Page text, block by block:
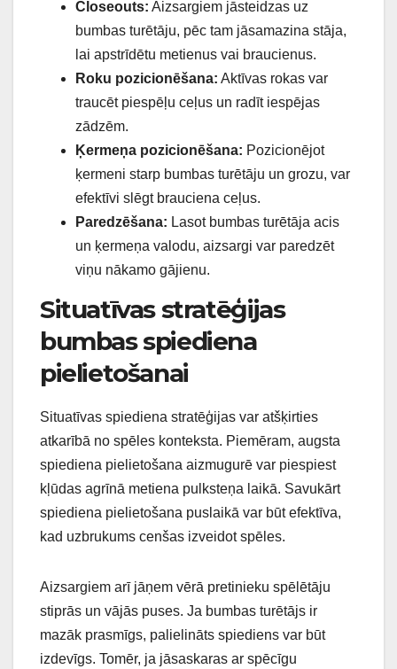
Closeouts: Aizsargiem jāsteidzas uz
bumbas turētāju, pēc tam jāsamazina stāja,
lai apstrīdētu metienus vai braucienus.
Roku pozicionēšana: Aktīvas rokas var
traucēt piespēļu ceļus un radīt iespējas
zādzēm.
Ķermeņa pozicionēšana: Pozicionējot
ķermeni starp bumbas turētāju un grozu, var
efektīvi slēgt brauciena ceļus.
Paredzēšana: Lasot bumbas turētāja acis
un ķermeņa valodu, aizsargi var paredzēt
viņu nākamo gājienu.
Situatīvas stratēģijas
bumbas spiediena
pielietošanai
Situatīvas spiediena stratēģijas var atšķirties
atkarībā no spēles konteksta. Piemēram, augsta
spiediena pielietošana aizmugurē var piespiest
kļūdas agrīnā metiena pulksteņa laikā. Savukārt
spiediena pielietošana puslaikā var būt efektīva,
kad uzbrukums cenšas izveidot spēles.
Aizsargiem arī jāņem vērā pretinieku spēlētāju
stiprās un vājās puses. Ja bumbas turētājs ir
mazāk prasmīgs, palielināts spiediens var būt
izdevīgs. Tomēr, ja jāsaskaras ar spēcīgu